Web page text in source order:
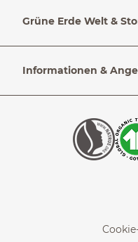
Grüne Erde Welt &
Informationen &